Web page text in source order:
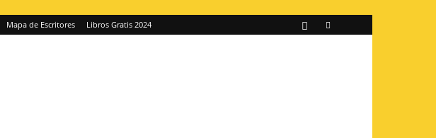
Mapa de Escritores Libros Gratis 2024